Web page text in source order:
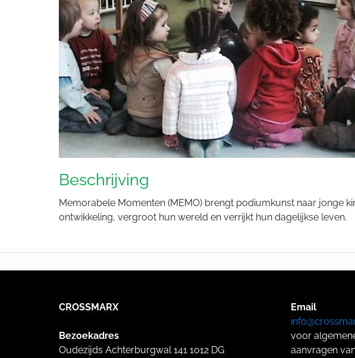
Beschrijving
Memorabele Momenten (MEMO) brengt podiumkunst naar jonge
ontwikkeling, vergroot hun wereld en verrijkt hun dagelijkse leven.
CROSSMARX
Bezoekadres
Oudezijds Achterburgwal 141 1012 DG
Email
voor
aanvragen